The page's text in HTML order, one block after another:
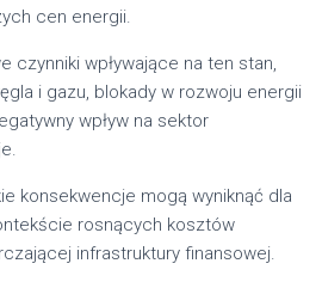
cen energii.
czynniki wpływające na ten stan,
i gazu, blokady w rozwoju energii
wpływ na sektor
konsekwencje mogą wyniknąć dla
rosnących kosztów
infrastruktury finansowej.